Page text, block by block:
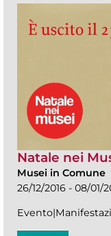
Natale nei
Musei in Comune
26/12/2016 - 08/01/